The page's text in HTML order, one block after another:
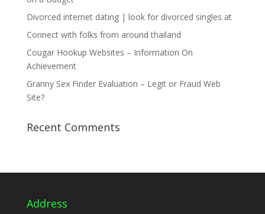
Divorced internet dating | look for divorced singles at
Connect with folks from around thailand
Cougar Hookup Websites – Information On
Achievement
Granny Sex Finder Evaluation – Legit or Fraud Web
Site?
Recent Comments
Address